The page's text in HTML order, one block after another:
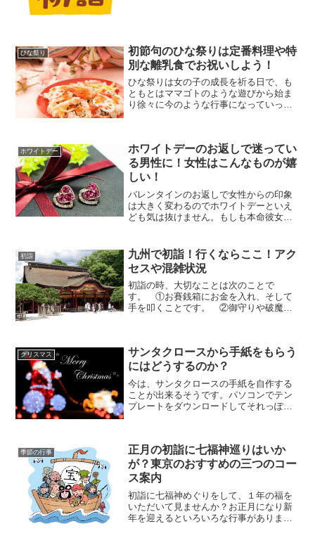
ひな祭り
初節句のひな祭りは定番料理や特
別な離乳食でお祝いしよう！
ひな祭りは女の子の成長を祈る日で、も
ともとはママゴトのような遊びから始ま
り徐々に今のような行事になっていった
家庭では、やっぱり定番料...
ホワイトデー
ホワイトデーのお返しで迷ってい
る男性に！女性はこんなものが嬉
しい！
バレンタインのお返しで女性からの印象
は大きく変わるのでホワイトデーといえ
ども気は抜けません。もしも本命彼女が
みられ「甲斐性がない」「来年はあげな
い」と思われる可能性も…...
初詣
九州で初詣！行くならここ！アク
セスや混雑状況
初詣の時、大切なことは次のことで
す。 ①お賽銭箱にお金を入れ、そして
手を叩くことです。 ②御守りや破魔矢
なうでしょう。ところで、初詣...
クリスマス
サンタクロースから手紙をもらう
にはどうするのか？
今は、サンタクロースの手紙を自作する
ことが出来るそうです。パソコンでテン
プレートをダウンロードしてそれっぽい
「サンタクロースは両親」...
季節の行事
正月の初詣に七福神巡りはいか
が？東京のおすすめの三つのコー
ス案内
初詣に七福神めぐりをして、１年の福を
いただいて見ませんか？お正月になり新
年を迎えるといろいろな行事がありま